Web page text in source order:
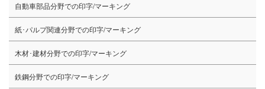
自動車部品分野での印字/マーキング
紙･パルプ関連分野での印字/マーキング
木材･建材分野での印字/マーキング
鉄鋼分野での印字/マーキング